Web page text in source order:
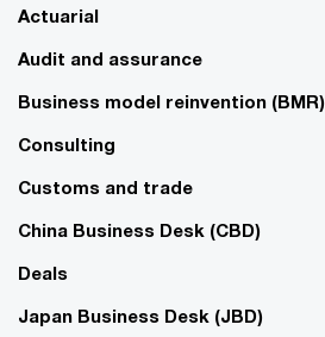
Actuarial
Audit and assurance
Business model reinvention (BMR)
Consulting
Customs and trade
China Business Desk (CBD)
Deals
Japan Business Desk (JBD)